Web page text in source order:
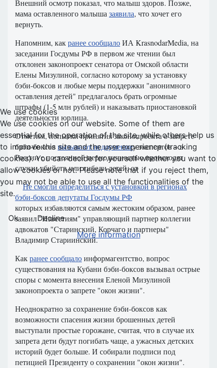
Внешний осмотр показал, что малыш здоров. Позже,
мама оставленного малыша заявила, что хочет его
вернуть.
Напомним, какранее сообщалоИА KrasnodarMedia, на
заседании Госдумы РФ в первом же чтении был
отклонен законопроект сенатора от Омской области
Елены Мизулиной, согласно которому за установку
бэби-боксов и любые меры поддержки "анонимного
оставления детей" предлагалось брать огромные
штрафы (1-5 млн рублей) и наказывать приостановкой
деятельности юрлица.
Отметим, попытки принятия законопроекта о запрете
бэби-боксоввызывают недоумениеу экспертов – в
России с постоянной периодичностью происходят
случаи убийств или гибели детей, от
Не смогли определиться с установкой в регионах
бэби-боксов депутаты Госдумы РФ
которых избавляются самым жестоким образом, ранее
заявил "Известиям" управляющий партнер коллегии
адвокатов "Старинский, Корчаго и партнеры"
Владимир Стариинский.
Какранее сообщалоинформагентство, вопрос
существования на Кубани бэби-боксов вызывал острые
споры с момента внесения Еленой Мизулиной
законопроекта о запрете "окон жизни".
Неоднократно за сохранение бэби-боксов как
возможности спасения жизни брошенных детей
выступали простые горожане, считая, что в случае их
запрета дети будут погибать чаще, а ужасных детских
историй будет больше. И собирали подписи под
петицией Президенту о сохранении "окон жизни".
We use cookies
We use cookies on our website. Some of them are
essential for the operation of the site, while others help us
to improve this site and the user experience (tracking
cookies). You can decide for yourself whether you want to
allow cookies or not. Please note that if you reject them,
you may not be able to use all the functionalities of the
site.
Ok
Decline
More information